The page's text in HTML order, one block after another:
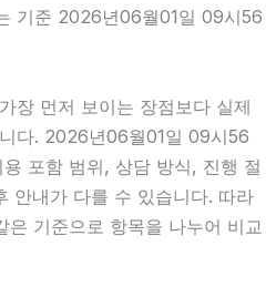
기준 2026년06월01일 09시56
장 먼저 보이는 장점보다 실제
다. 2026년06월01일 09시56
포함 범위, 상담 방식, 진행 절
안내가 다를 수 있습니다. 따라
은 기준으로 항목을 나누어 비교